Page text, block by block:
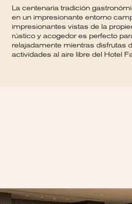
La centenaria tradición
en un impresionante entorno
impresionantes vistas de la
rústico y acogedor es perfecto
relajadamente mientras disfrutas
actividades al aire libre del Hotel